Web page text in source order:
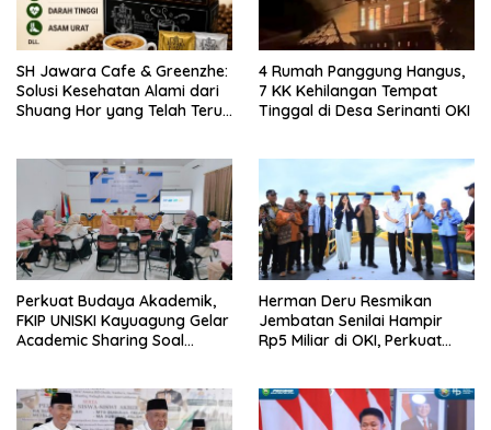
SH Jawara Cafe & Greenzhe:
Solusi Kesehatan Alami dari
Shuang Hor yang Telah Teruji
4 Rumah Panggung Hangus,
7 KK Kehilangan Tempat
Tinggal di Desa Serinanti OKI
Perkuat Budaya Akademik,
FKIP UNISKI Kayuagung Gelar
Academic Sharing Soal
Herman Deru Resmikan
Jembatan Senilai Hampir
Rp5 Miliar di OKI, Perkuat